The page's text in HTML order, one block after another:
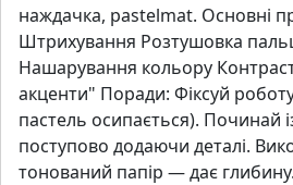
наждачка, pastelmat. Основні
Штрихування Розтушовка
Нашарування кольору Контраст
акценти" Поради: Фіксуй
пастель осипається). Починай
поступово додаючи деталі.
тонований папір — дає глибину.